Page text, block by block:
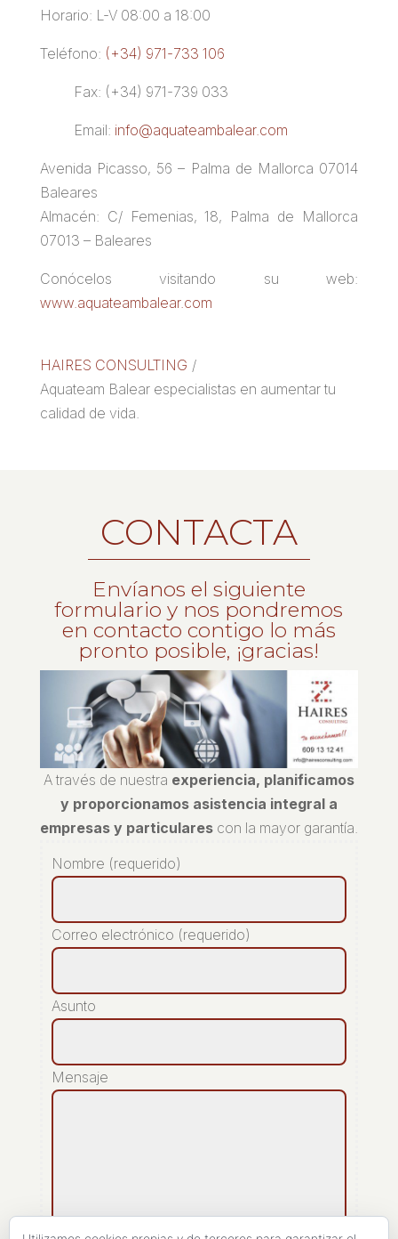
Horario: L-V 08:00 a 18:00
Teléfono: (+34) 971-733 106
Fax: (+34) 971-739 033
Email: info@aquateambalear.com
Avenida Picasso, 56 – Palma de Mallorca 07014
Baleares
Almacén: C/ Femenias, 18, Palma de Mallorca
07013 – Baleares
Conócelos visitando su web:
www.aquateambalear.com
HAIRES CONSULTING /
Aquateam Balear especialistas en aumentar tu
calidad de vida.
CONTACTA
Envíanos el siguiente
formulario y nos pondremos
en contacto contigo lo más
pronto posible, ¡gracias!
A través de nuestra experiencia, planificamos
y proporcionamos asistencia integral a
empresas y particularescon la mayor garantía.
Nombre (requerido)
Correo electrónico (requerido)
Asunto
Mensaje